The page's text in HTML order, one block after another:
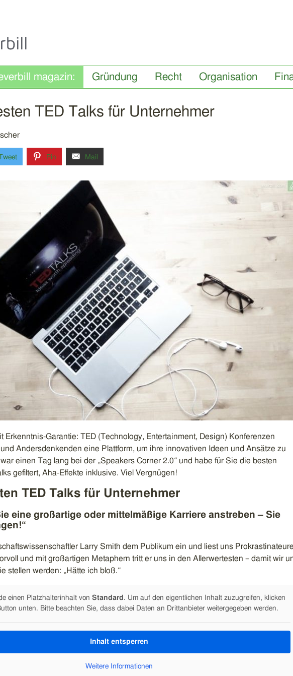
Gründung Recht Organisation
TED Talks für Unternehmer
Tweet Pin Mail
Erkenntnis-Garantie: TED (Technology, Entertainment, Design) Konferenzen
Andersdenkenden eine Plattform, um ihre innovativen Ideen und Ansätze zu
einen Tag lang bei der „Speakers Corner 2.0“ und habe für Sie die besten
gefiltert, Aha-Effekte inklusive. Viel Vergnügen!
TED Talks für Unternehmer
eine großartige oder mittelmäßige Karriere anstreben – Sie
Larry Smith dem Publikum ein und liest uns
und mit großartigen Metaphern tritt er uns in den Allerwertesten – damit wir
stellen werden: „Hätte ich bloß.“
einen Platzhalterinhalt von Standard . Um auf den eigentlichen Inhalt zuzugreifen, klicken
unten. Bitte beachten Sie, dass dabei Daten an Drittanbieter weitergegeben werden.
Inhalt entsperren
Weitere Informationen